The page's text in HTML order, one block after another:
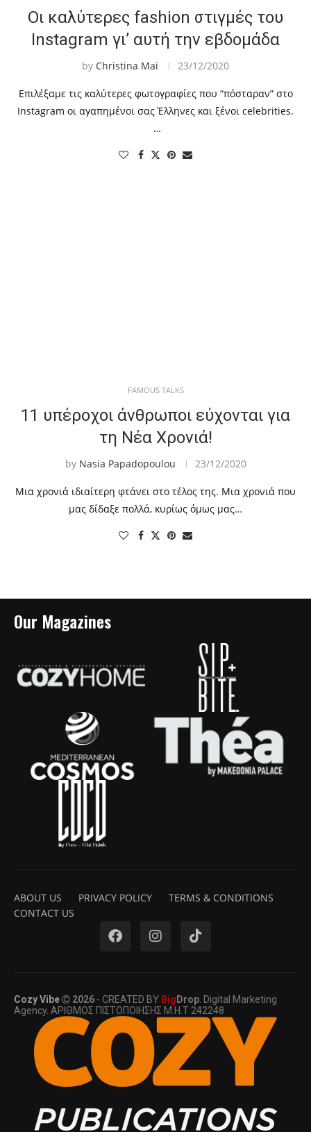
Οι καλύτερες fashion στιγμές του
Instagram γι’ αυτή την εβδομάδα
by Christina Mai 23/12/2020
Επιλέξαμε τις καλύτερες φωτογραφίες που “πόσταραν” στο
Instagram οι αγαπημένοι σας Έλληνες και ξένοι celebrities.
…
FAMOUS TALKS
11 υπέροχοι άνθρωποι εύχονται για
τη Νέα Χρονιά!
by Nasia Papadopoulou 23/12/2020
Μια χρονιά ιδιαίτερη φτάνει στο τέλος της. Μια χρονιά που
μας δίδαξε πολλά, κυρίως όμως μας…
Our Magazines
ABOUT US PRIVACY POLICY
TERMS & CONDITIONS
CONTACT US
Cozy Vibe 2026 - CREATED BY Big Drop . Digital Marketing
Agency. ΑΡΙΘΜΟΣ ΠΙΣΤΟΠΟΙΗΣΗΣ Μ.Η.Τ 242248